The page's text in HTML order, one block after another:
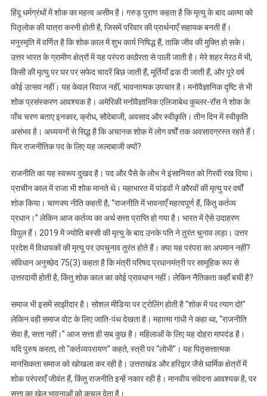
हिंदू धर्मग्रंथों में शोक का महत्व असीम है। गरुड़ पुराण कहता है कि मृत्यु के बाद आत्मा को
पितृलोक की यात्रा करनी होती है, जिसमें परिवार की प्रार्थनाएँ सहायक बनती हैं।
मनुस्मृति में वर्णित है कि शोक काल में शुभ कार्य निषिद्ध हैं, ताकि जीव की मुक्ति हो सके।
उत्तर भारत के ग्रामीण क्षेत्रों में यह परंपरा कठोरता से पाली जाती है। मेरे शहर मेरठ में भी,
किसी की मृत्यु पर घर पर सफेद चादरें बिछ जाती हैं, मूर्तियाँ ढक दी जाती हैं, और पूरे वर्ष
कोई उत्सव नहीं। यह केवल रिवाज नहीं, भावनात्मक उपचार है। मनोवैज्ञानिक दृष्टि से भी
शोक प्रसंस्करण आवश्यक है। अमेरिकी मनोवैज्ञानिक एलिजाबेथ कुब्लर-रॉस ने शोक के
पाँच चरण बताए इनकार, क्रोध, सौदेबाजी, अवसाद और स्वीकृति। तीन दिन में स्वीकृति
असंभव है। अध्ययनों से सिद्ध है कि अचानक शोक में लोग वर्षों तक अवसादग्रस्त रहते हैं।
फिर राजनीतिक पद के लिए यह जल्दबाजी क्यों?
राजनीति का यह स्वरूप दुखद है। पद और पैसे के लोभ ने इंसानियत को गिरवी रख दिया।
प्राचीन काल में राजा भी शोक मानते थे। महाभारत में पांडवों ने कौरवों की मृत्यु पर वर्षों
शोक किया। चाणक्य नीति कहती है, “राजनीति में भावनाएँ महत्वपूर्ण हैं, किंतु कर्तव्य
प्रधान।” लेकिन आज कर्तव्य का अर्थ सत्ता प्राप्ति हो गया है। भारत में ऐसे उदाहरण
विपुल हैं। 2019 में ज्योति बस्सी की मृत्यु के बाद उनके पति ने तुरंत चुनाव लड़ा। उत्तर
प्रदेश में विधायकों की मृत्यु पर उपचुनाव तुरंत होते हैं। क्या यह परंपरा का अपमान नहीं?
संविधान अनुच्छेद 75(3) कहता है कि मंत्री परिषद प्रधानमंत्री पर सामूहिक रूप से
उत्तरदायी होती है, किंतु शोक काल का कोई प्रावधान नहीं। लेकिन नैतिकता कहाँ बची है?
समाज भी इसमें साझीदार है। सोशल मीडिया पर ट्रोलिंग होती है “शोक में पद त्याग दो!”
लेकिन वही समाज वोट के लिए जाति-पंथ देखता है। महात्मा गांधी ने कहा था, “राजनीति
सेवा है, सत्ता नहीं।” आज सत्ता ही सब कुछ है। महिलाओं के लिए यह दोहरा मापदंड है।
यदि पुरुष करता, तो “कर्तव्यपरायण” कहते, स्त्री पर “लोभी”। यह पितृसत्तात्मक
मानसिकता समाज को खोखला कर रही है। उत्तराखंड और हरिद्वार जैसे धार्मिक क्षेत्रों में
शोक परंपराएँ जीवंत हैं, किंतु राजनीति इन्हें नकार रही है। मानवीय संवेदना आवश्यक है, पर
सत्ता का खेल भावनाओं को कुचल देता है।